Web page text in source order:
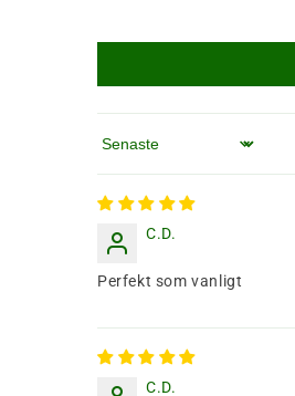
Sortera efter
C.D.
Perfekt som vanligt
C.D.